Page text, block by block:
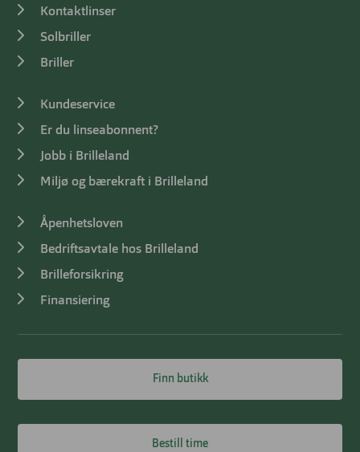
Kontaktlinser
Solbriller
Briller
Kundeservice
Er du linseabonnent?
Jobb i Brilleland
Miljø og bærekraft i Brilleland
Åpenhetsloven
Bedriftsavtale hos Brilleland
Brilleforsikring
Finansiering
Finn butikk
Bestill time